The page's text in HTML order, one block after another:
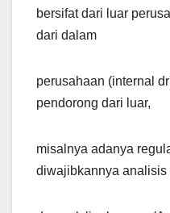
bersifat dari luar
dari dalam
perusahaan (internal
pendorong dari luar,
misalnya adanya
diwajibkannya analisis